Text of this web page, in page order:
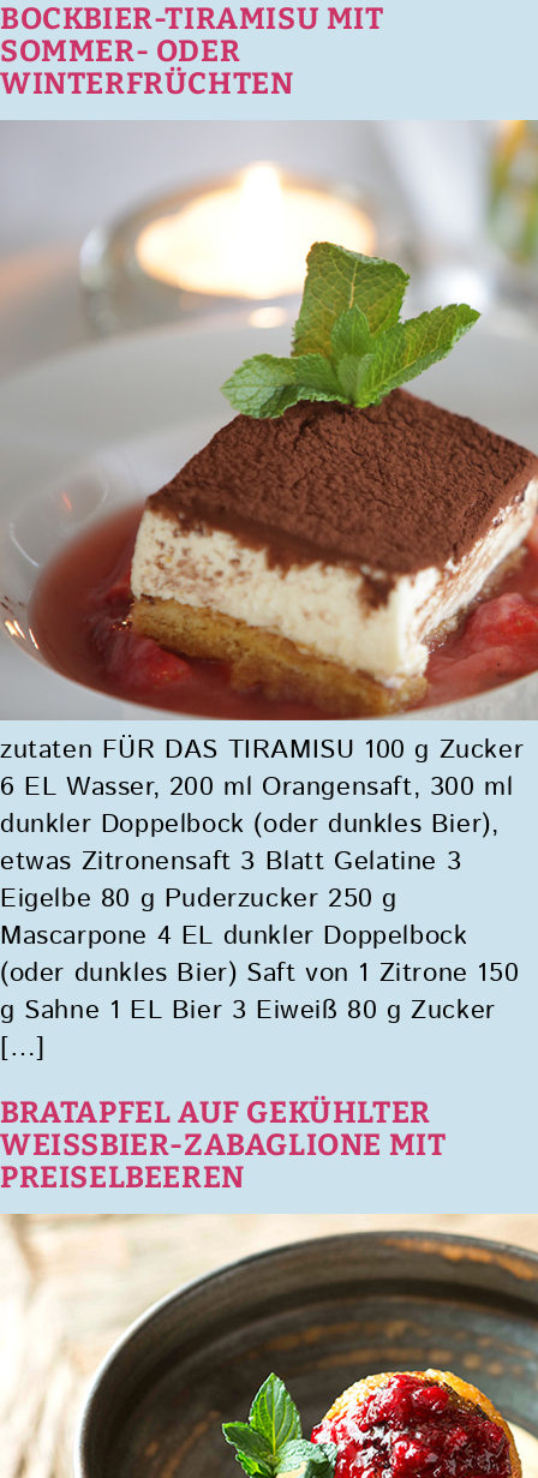
BOCKBIER-TIRAMISU MIT
SOMMER- ODER
WINTERFRÜCHTEN
zutaten FÜR DAS TIRAMISU 100 g Zucker
6 EL Wasser, 200 ml Orangensaft, 300 ml
dunkler Doppelbock (oder dunkles Bier),
etwas Zitronensaft 3 Blatt Gelatine 3
Eigelbe 80 g Puderzucker 250 g
Mascarpone 4 EL dunkler Doppelbock
(oder dunkles Bier) Saft von 1 Zitrone 150
g Sahne 1 EL Bier 3 Eiweiß 80 g Zucker
[…]
BRATAPFEL AUF GEKÜHLTER
WEISSBIER-ZABAGLIONE MIT
PREISELBEEREN